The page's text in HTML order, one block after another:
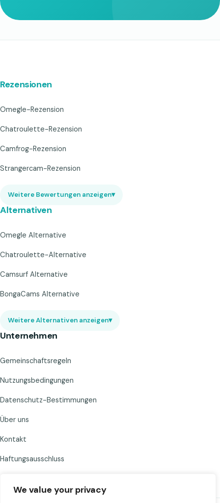
We value your privacy
Rezensionen
Omegle-Rezension
Chatroulette-Rezension
Camfrog-Rezension
Strangercam-Rezension
Weitere Bewertungen anzeigen▾
Alternativen
Omegle Alternative
Chatroulette-Alternative
Camsurf Alternative
BongaCams Alternative
Weitere Alternativen anzeigen▾
Unternehmen
Gemeinschaftsregeln
Nutzungsbedingungen
Datenschutz-Bestimmungen
Über uns
Kontakt
Haftungsausschluss